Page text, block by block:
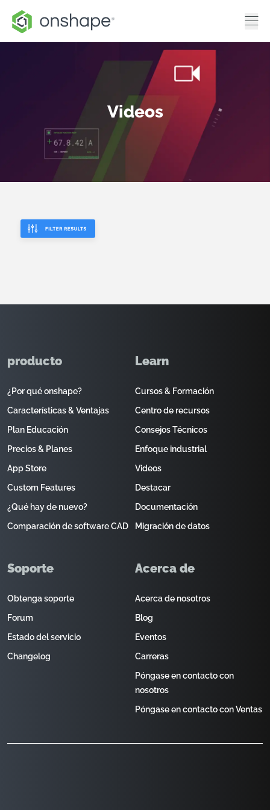
Videos
producto
¿Por qué onshape?
Características & Ventajas
Plan Educación
Precios & Planes
App Store
Custom Features
¿Qué hay de nuevo?
Comparación de software CAD
Learn
Cursos & Formación
Centro de recursos
Consejos Técnicos
Enfoque industrial
Videos
Destacar
Documentación
Migración de datos
Soporte
Obtenga soporte
Forum
Estado del servicio
Changelog
Acerca de
Acerca de nosotros
Blog
Eventos
Carreras
Póngase en contacto con
nosotros
Póngase en contacto con Ventas